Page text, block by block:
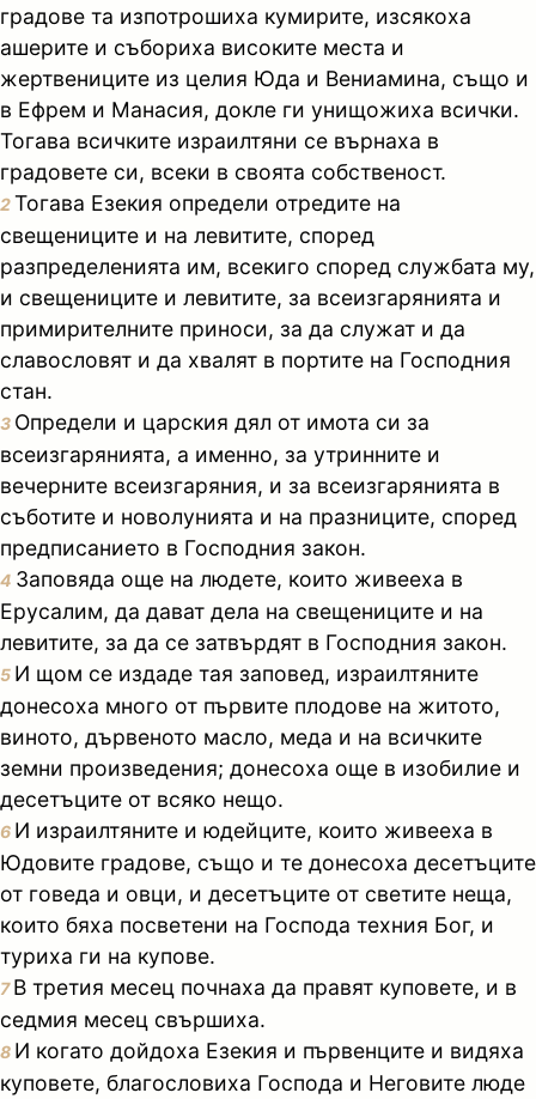
градове та изпотрошиха кумирите, изсякоха
ашерите и събориха високите места и
жертвениците из целия Юда и Вениамина, също и
в Ефрем и Манасия, докле ги унищожиха всички.
Тогава всичките израилтяни се върнаха в
градовете си, всеки в своята собственост.
2Тогава Езекия определи отредите на
свещениците и на левитите, според
разпределенията им, всекиго според службата му,
и свещениците и левитите, за всеизгарянията и
примирителните приноси, за да служат и да
славословят и да хвалят в портите на Господния
стан.
3 Определи и царския дял от имота си за
всеизгарянията, а именно, за утринните и
вечерните всеизгаряния, и за всеизгарянията в
съботите и новолунията и на празниците, според
предписанието в Господния закон.
4 Заповяда още на людете, които живееха в
Ерусалим, да дават дела на свещениците и на
левитите, за да се затвърдят в Господния закон.
5 И щом се издаде тая заповед, израилтяните
донесоха много от първите плодове на житото,
виното, дървеното масло, меда и на всичките
земни произведения; донесоха още в изобилие и
десетъците от всяко нещо.
6 И израилтяните и юдейците, които живееха в
Юдовите градове, също и те донесоха десетъците
от говеда и овци, и десетъците от светите неща,
които бяха посветени на Господа техния Бог, и
туриха ги на купове.
7В третия месец почнаха да правят куповете, и в
седмия месец свършиха.
8 И когато дойдоха Езекия и първенците и видяха
куповете, благословиха Господа и Неговите люде